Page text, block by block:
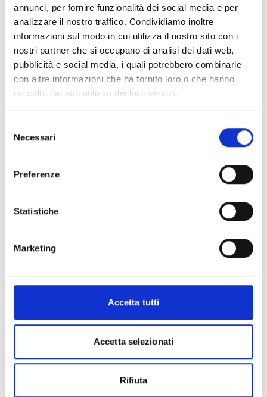
annunci, per fornire funzionalità dei social media e per
analizzare il nostro traffico. Condividiamo inoltre
informazioni sul modo in cui utilizza il nostro sito con i
nostri partner che si occupano di analisi dei dati web,
pubblicità e social media, i quali potrebbero combinarle
con altre informazioni che ha fornito loro o che hanno
raccolto dal suo utilizzo dei loro servizi.
delNecessari
Preferenze
Statistiche
Marketing
Accetta tutti
Accetta selezionati
Rifiuta
CONDIVIDI
Conosci Obiettivo Europa?
Prova gratis